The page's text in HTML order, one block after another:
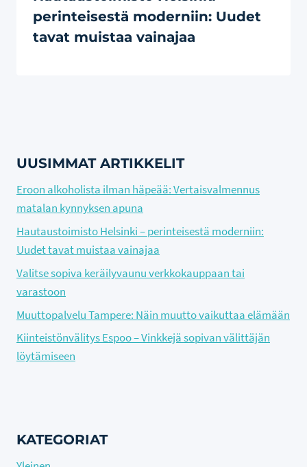
perinteisestä moderniin: Uudet
tavat muistaa vainajaa
UUSIMMAT ARTIKKELIT
Eroon alkoholista ilman häpeää: Vertaisvalmennus
matalan kynnyksen apuna
Hautaustoimisto Helsinki – perinteisestä moderniin:
Uudet tavat muistaa vainajaa
Valitse sopiva keräilyvaunu verkkokauppaan tai
varastoon
Muuttopalvelu Tampere: Näin muutto vaikuttaa elämään
Kiinteistönvälitys Espoo – Vinkkejä sopivan välittäjän
löytämiseen
KATEGORIAT